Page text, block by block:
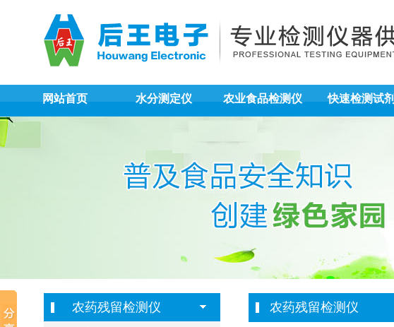
网站首页 水分测定仪 农业食品检测仪 快速检测试剂
农药残留检测仪 农药残留检测仪